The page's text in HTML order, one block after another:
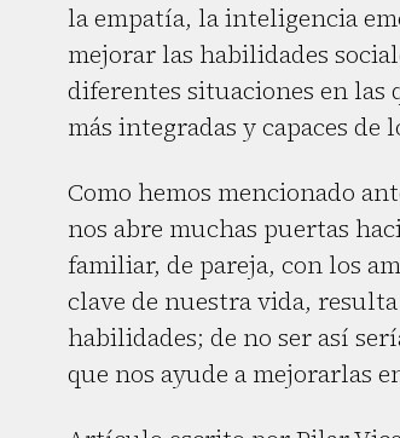
la empatía, la inteligencia
mejorar las habilidades
diferentes situaciones en las
más integradas y capaces de
Como hemos mencionado
nos abre muchas puertas
familiar, de pareja, con los
clave de nuestra vida,
habilidades; de no ser así
que nos ayude a mejorarlas